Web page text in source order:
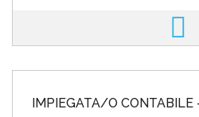
IMPIEGATA/O CONTABILE